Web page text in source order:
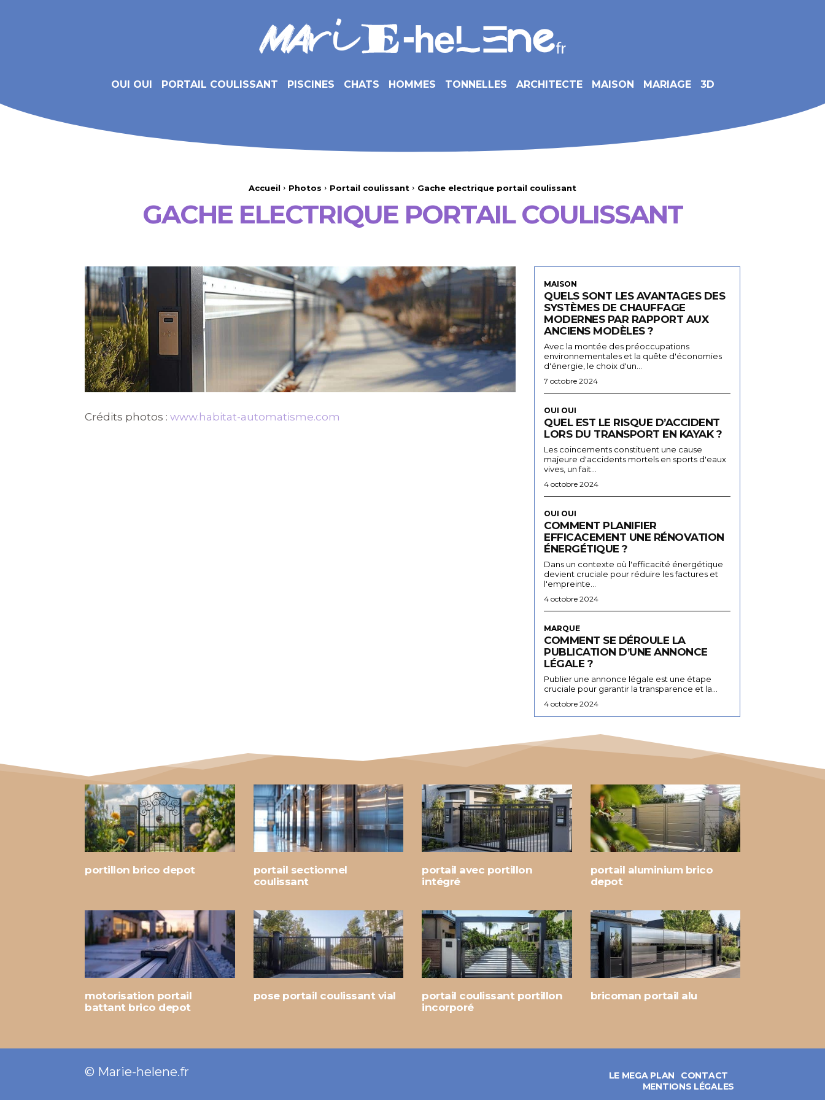
OUI OUI PORTAIL COULISSANT PISCINES CHATS HOMMES TONNELLES ARCHITECTE MAISON MARIAGE 3D
Accueil Photos Portail coulissant Gache electrique portail coulissant
GACHE ELECTRIQUE PORTAIL COULISSANT
Crédits photos : www.habitat-automatisme.com
MAISON
QUELS SONT LES AVANTAGES DES
SYSTÈMES DE CHAUFFAGE
MODERNES PAR RAPPORT AUX
ANCIENS MODÈLES ?
Avec la montée des préoccupations
environnementales et la quête d'économies
d'énergie, le choix d'un...
7 octobre 2024
OUI OUI
QUEL EST LE RISQUE D’ACCIDENT
LORS DU TRANSPORT EN KAYAK ?
Les coincements constituent une cause
majeure d'accidents mortels en sports d'eaux
vives, un fait...
4 octobre 2024
OUI OUI
COMMENT PLANIFIER
EFFICACEMENT UNE RÉNOVATION
ÉNERGÉTIQUE ?
Dans un contexte où l'efficacité énergétique
devient cruciale pour réduire les factures et
l'empreinte...
4 octobre 2024
MARQUE
COMMENT SE DÉROULE LA
PUBLICATION D’UNE ANNONCE
LÉGALE ?
Publier une annonce légale est une étape
cruciale pour garantir la transparence et la...
4 octobre 2024
portillon brico depot
portail sectionnel
coulissant
portail avec portillon
intégré
portail aluminium brico
depot
motorisation portail
battant brico depot
pose portail coulissant vial
portail coulissant portillon
incorporé
bricoman portail alu
© Marie-helene.fr LE MEGA PLAN
CONTACT
MENTIONS LÉGALES